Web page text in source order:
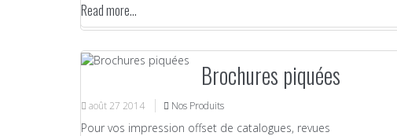
Read more...
Brochures piquées
août 27 2014 Nos Produits
Pour vos impression offset de catalogues, revues